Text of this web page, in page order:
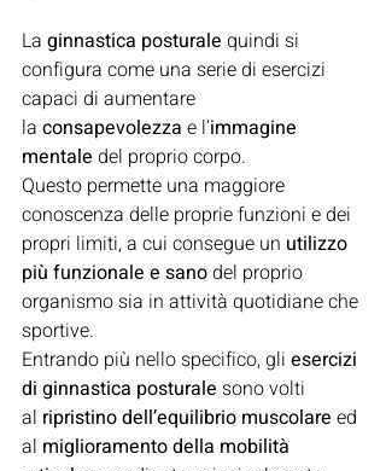
La ginnastica posturale quindi si
configura come una serie di esercizi
capaci di aumentare
la consapevolezza e l’immagine
mentale del proprio corpo.
Questo permette una maggiore
conoscenza delle proprie funzioni e dei
propri limiti, a cui consegue un utilizzo
più funzionale e sano del proprio
organismo sia in attività quotidiane che
sportive.
Entrando più nello specifico, gli esercizi
di ginnastica posturale sono volti
al ripristino dell’equilibrio muscolare ed
al miglioramento della mobilità